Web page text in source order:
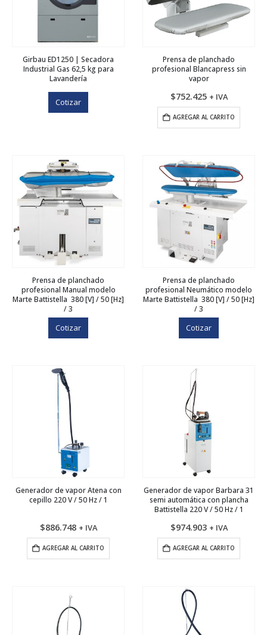
Girbau ED1250 | Secadora
Industrial Gas 62,5 kg para
Lavandería
Cotizar
Prensa de planchado
profesional Blancapress sin
vapor
$752.425 + IVA
AGREGAR AL CARRITO
Prensa de planchado
profesional Manual modelo
Marte Battistella 380 [V] / 50 [Hz]
/ 3
Cotizar
Prensa de planchado
profesional Neumático modelo
Marte Battistella 380 [V] / 50 [Hz]
/ 3
Cotizar
Generador de vapor Atena con
cepillo 220 V / 50 Hz / 1
$886.748 + IVA
AGREGAR AL CARRITO
Generador de vapor Barbara 31
semi automática con plancha
Battistella 220 V / 50 Hz / 1
$974.903 + IVA
AGREGAR AL CARRITO